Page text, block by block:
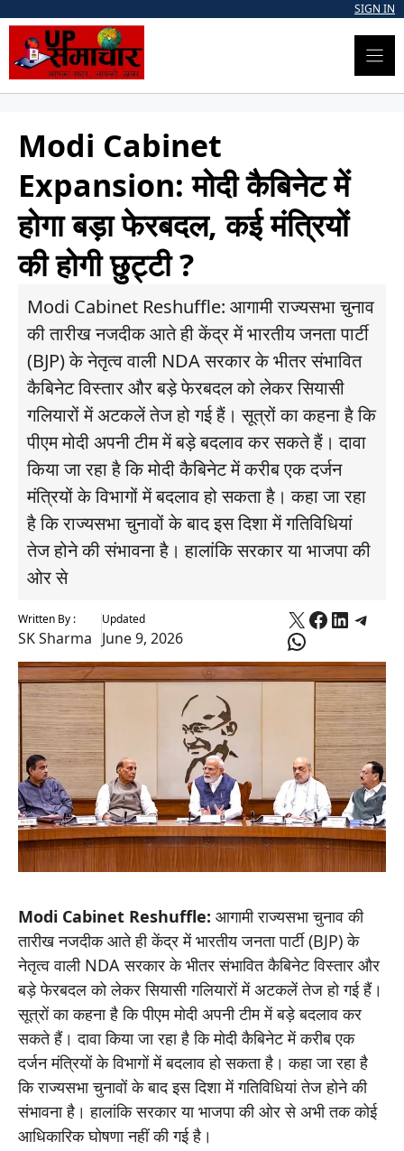
content
SIGN IN
Modi Cabinet
Expansion: मोदी कैबिनेट में
होगा बड़ा फेरबदल, कई मंत्रियों
की होगी छुट्टी ?
Modi Cabinet Reshuffle: आगामी राज्यसभा चुनाव
की तारीख नजदीक आते ही केंद्र में भारतीय जनता पार्टी
(BJP) के नेतृत्व वाली NDA सरकार के भीतर संभावित
कैबिनेट विस्तार और बड़े फेरबदल को लेकर सियासी
गलियारों में अटकलें तेज हो गई हैं। सूत्रों का कहना है कि
पीएम मोदी अपनी टीम में बड़े बदलाव कर सकते हैं। दावा
किया जा रहा है कि मोदी कैबिनेट में करीब एक दर्जन
मंत्रियों के विभागों में बदलाव हो सकता है। कहा जा रहा
है कि राज्यसभा चुनावों के बाद इस दिशा में गतिविधियां
तेज होने की संभावना है। हालांकि सरकार या भाजपा की
ओर से
Written By :
SK Sharma
Updated
June 9, 2026
X Facebook
WhatsApp
Modi Cabinet Reshuffle: आगामी राज्यसभा चुनाव की
तारीख नजदीक आते ही केंद्र में भारतीय जनता पार्टी (BJP) के
नेतृत्व वाली NDA सरकार के भीतर संभावित कैबिनेट विस्तार और
बड़े फेरबदल को लेकर सियासी गलियारों में अटकलें तेज हो गई हैं।
सूत्रों का कहना है कि पीएम मोदी अपनी टीम में बड़े बदलाव कर
सकते हैं। दावा किया जा रहा है कि मोदी कैबिनेट में करीब एक
दर्जन मंत्रियों के विभागों में बदलाव हो सकता है। कहा जा रहा है
कि राज्यसभा चुनावों के बाद इस दिशा में गतिविधियां तेज होने की
संभावना है। हालांकि सरकार या भाजपा की ओर से अभी तक कोई
आधिकारिक घोषणा नहीं की गई है।